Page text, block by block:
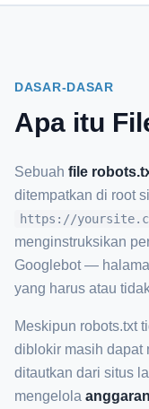
DASAR-DASAR
Apa itu
Sebuah file
ditempatkan di root
https://
menginstruksikan
Googlebot —
yang harus atau
Meskipun robots.txt
diblokir masih dapat
ditautkan dari situs
mengelola